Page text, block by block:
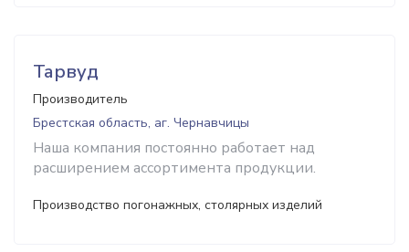
Тарвуд
Производитель
Брестская область, аг. Чернавчицы
Наша компания постоянно работает над
расширением ассортимента продукции.
Производство погонажных, столярных изделий